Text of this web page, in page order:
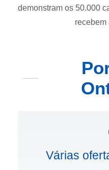
demonstram os 50.000
recebem
Várias